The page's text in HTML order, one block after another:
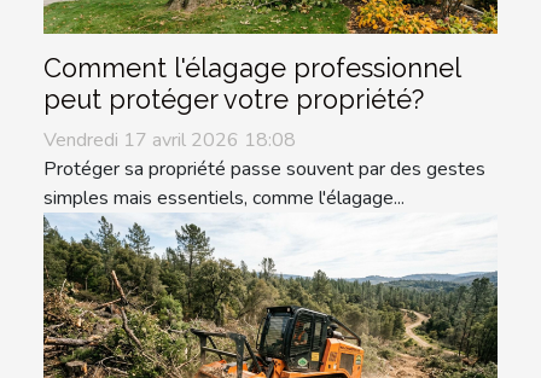
Comment l'élagage professionnel
peut protéger votre propriété?
Vendredi 17 avril 2026 18:08
Protéger sa propriété passe souvent par des gestes
simples mais essentiels, comme l'élagage...